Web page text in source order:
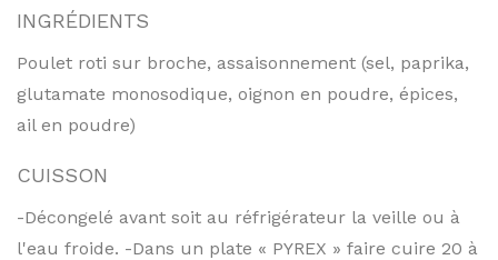
INGRÉDIENTS
Poulet roti sur broche, assaisonnement (sel, paprika,
glutamate monosodique, oignon en poudre, épices,
ail en poudre)
CUISSON
-Décongelé avant soit au réfrigérateur la veille ou à
l'eau froide. -Dans un plate « PYREX » faire cuire 20 à